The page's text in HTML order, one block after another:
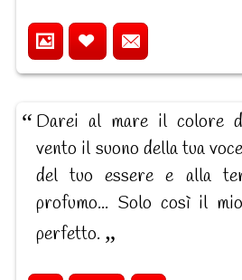
Darei al mare il colore
vento il suono della tua
del tuo essere e alla
profumo... Solo così il
perfetto.